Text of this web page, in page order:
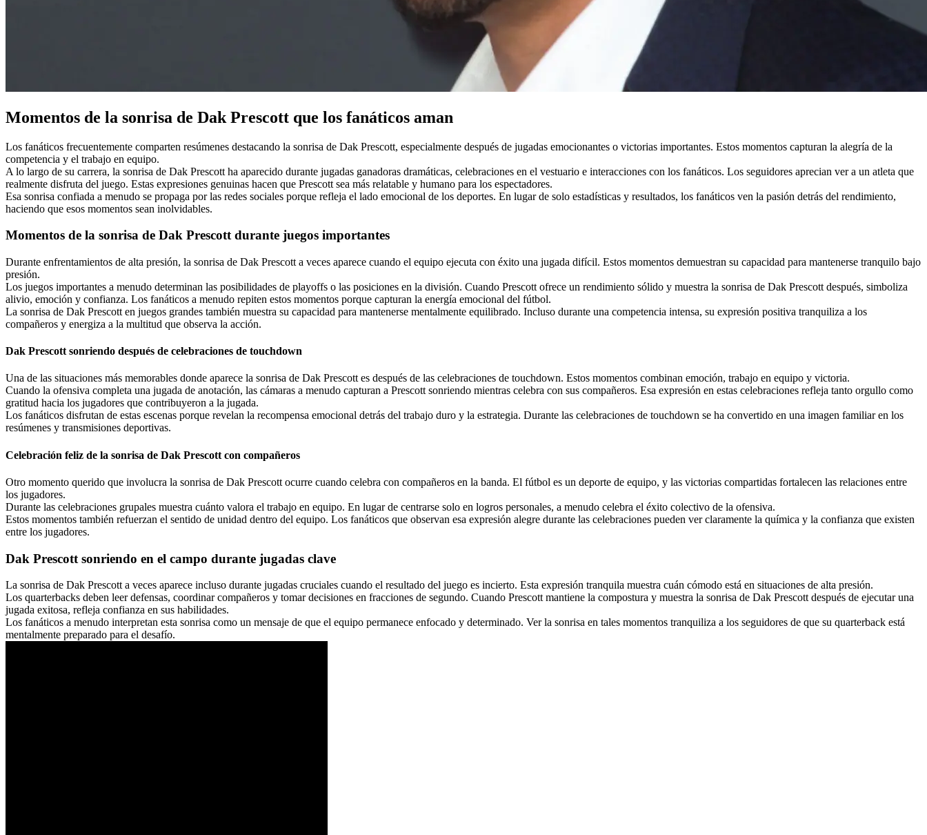
Momentos de la sonrisa de Dak Prescott que los fanáticos aman
Los fanáticos frecuentemente comparten resúmenes destacando la sonrisa de Dak Prescott, especialmente después de jugadas emocionantes o victorias importantes. Estos momentos capturan la alegría de la
competencia y el trabajo en equipo.
A lo largo de su carrera, la sonrisa de Dak Prescott ha aparecido durante jugadas ganadoras dramáticas, celebraciones en el vestuario e interacciones con los fanáticos. Los seguidores aprecian ver a un atleta que
realmente disfruta del juego. Estas expresiones genuinas hacen que Prescott sea más relatable y humano para los espectadores.
Esa sonrisa confiada a menudo se propaga por las redes sociales porque refleja el lado emocional de los deportes. En lugar de solo estadísticas y resultados, los fanáticos ven la pasión detrás del rendimiento,
haciendo que esos momentos sean inolvidables.
Momentos de la sonrisa de Dak Prescott durante juegos importantes
Durante enfrentamientos de alta presión, la sonrisa de Dak Prescott a veces aparece cuando el equipo ejecuta con éxito una jugada difícil. Estos momentos demuestran su capacidad para mantenerse tranquilo bajo
presión.
Los juegos importantes a menudo determinan las posibilidades de playoffs o las posiciones en la división. Cuando Prescott ofrece un rendimiento sólido y muestra la sonrisa de Dak Prescott después, simboliza
alivio, emoción y confianza. Los fanáticos a menudo repiten estos momentos porque capturan la energía emocional del fútbol.
La sonrisa de Dak Prescott en juegos grandes también muestra su capacidad para mantenerse mentalmente equilibrado. Incluso durante una competencia intensa, su expresión positiva tranquiliza a los
compañeros y energiza a la multitud que observa la acción.
Dak Prescott sonriendo después de celebraciones de touchdown
Una de las situaciones más memorables donde aparece la sonrisa de Dak Prescott es después de las celebraciones de touchdown. Estos momentos combinan emoción, trabajo en equipo y victoria.
Cuando la ofensiva completa una jugada de anotación, las cámaras a menudo capturan a Prescott sonriendo mientras celebra con sus compañeros. Esa expresión en estas celebraciones refleja tanto orgullo como
gratitud hacia los jugadores que contribuyeron a la jugada.
Los fanáticos disfrutan de estas escenas porque revelan la recompensa emocional detrás del trabajo duro y la estrategia. Durante las celebraciones de touchdown se ha convertido en una imagen familiar en los
resúmenes y transmisiones deportivas.
Celebración feliz de la sonrisa de Dak Prescott con compañeros
Otro momento querido que involucra la sonrisa de Dak Prescott ocurre cuando celebra con compañeros en la banda. El fútbol es un deporte de equipo, y las victorias compartidas fortalecen las relaciones entre
los jugadores.
Durante las celebraciones grupales muestra cuánto valora el trabajo en equipo. En lugar de centrarse solo en logros personales, a menudo celebra el éxito colectivo de la ofensiva.
Estos momentos también refuerzan el sentido de unidad dentro del equipo. Los fanáticos que observan esa expresión alegre durante las celebraciones pueden ver claramente la química y la confianza que existen
entre los jugadores.
Dak Prescott sonriendo en el campo durante jugadas clave
La sonrisa de Dak Prescott a veces aparece incluso durante jugadas cruciales cuando el resultado del juego es incierto. Esta expresión tranquila muestra cuán cómodo está en situaciones de alta presión.
Los quarterbacks deben leer defensas, coordinar compañeros y tomar decisiones en fracciones de segundo. Cuando Prescott mantiene la compostura y muestra la sonrisa de Dak Prescott después de ejecutar una
jugada exitosa, refleja confianza en sus habilidades.
Los fanáticos a menudo interpretan esta sonrisa como un mensaje de que el equipo permanece enfocado y determinado. Ver la sonrisa en tales momentos tranquiliza a los seguidores de que su quarterback está
mentalmente preparado para el desafío.